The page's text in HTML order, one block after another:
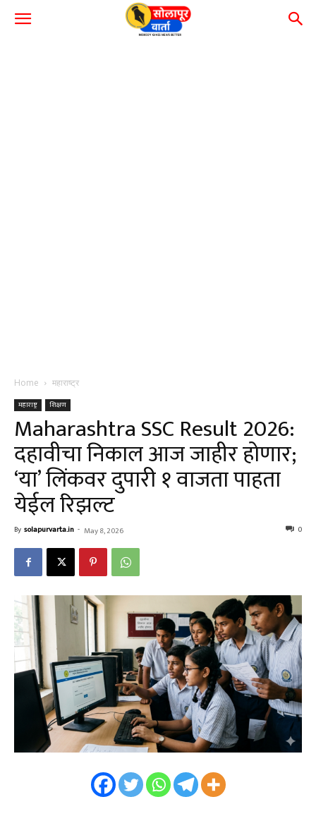
Home महाराष्ट्र
महाराष्ट्र शिक्षण
Maharashtra SSC Result 2026:
दहावीचा निकाल आज जाहीर होणार;
‘या’ लिंकवर दुपारी १ वाजता पाहता
येईल रिझल्ट
By solapurvarta.in - May 8, 2026 0